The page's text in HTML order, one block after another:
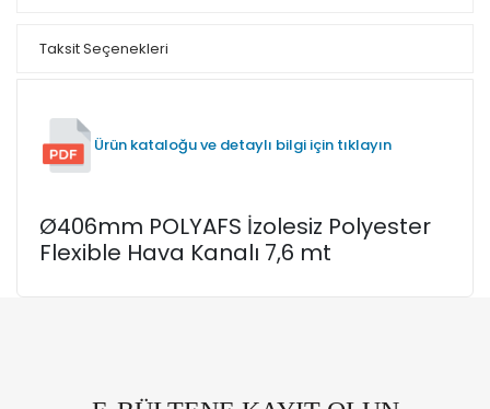
Taksit Seçenekleri
Ürün kataloğu ve detaylı bilgi için tıklayın
Ø406mm POLYAFS İzolesiz Polyester
Flexible Hava Kanalı 7,6 mt